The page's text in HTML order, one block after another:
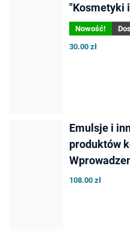
"Kosmetyki
Nowość!
30.00 zł
Emulsje i
produktów
108.00 zł